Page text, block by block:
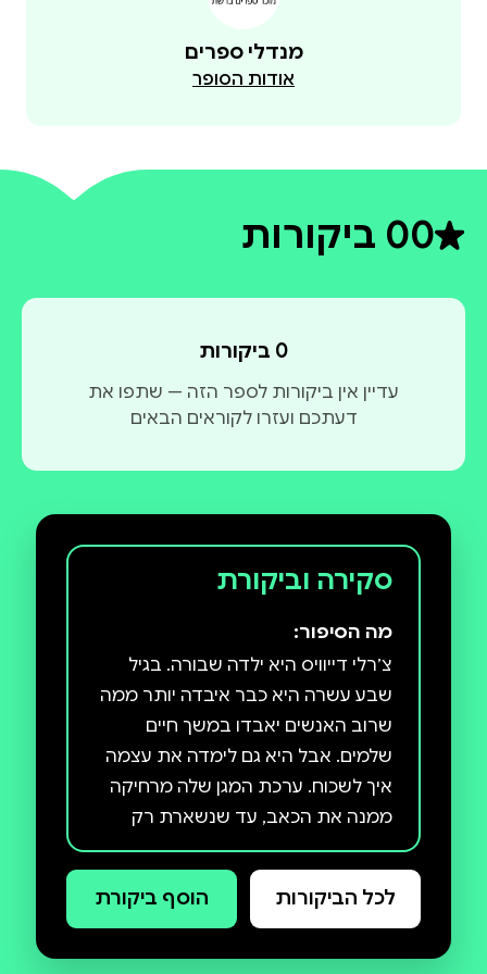
מנדלי ספרים
אודות הסופר
0דירוג ממוצע 0 מתוך 5
0 ביקורות
0 ביקורות
עדיין אין ביקורות לספר הזה — שתפו את
דעתכם ועזרו לקוראים הבאים
סקירה וביקורת
מה הסיפור:
צ׳רלי דייוויס היא ילדה שבורה. בגיל
שבע עשרה היא כבר איבדה יותר ממה
שרוב האנשים יאבדו במשך חיים
שלמים. אבל היא גם לימדה את עצמה
איך לשכוח. ערכת המגן שלה מרחיקה
ממנה את הכאב, עד שנשארת רק
שלווה. היא לא צריכה לחשוב על אבא
שלה ועל הנהר. על החברה הכי טובה
שלה שכבר לא תחזור.או על אמא שלה,
לכל הביקורות הוסף ביקורת